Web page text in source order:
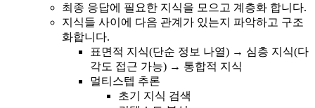
최종 응답에 필요한 지식을 모으고 계층화 합니다.
지식들 사이에 다음 관계가 있는지 파악하고 구조
화합니다.
표면적 지식(단순 정보 나열) → 심층 지식(다
각도 접근 가능) → 통합적 지식
멀티스텝 추론
초기 지식 검색